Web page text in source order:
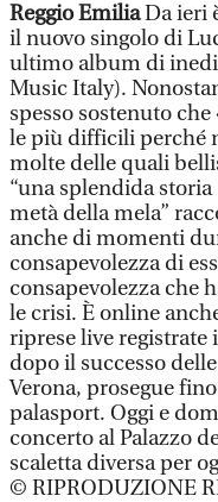
Reggio EmiliaDa ieri
il nuovo singolo di
ultimo album di
Music Italy).
spesso sostenuto
le più difficili perché
molte delle quali
“una splendida
metà della mela”
anche di momenti
consapevolezza di
consapevolezza che
le crisi. È online
riprese live registrate
dopo il successo
Verona, prosegue
palasport. Oggi e
concerto al Palazzo
scaletta diversa per
© RIPRODUZIONE